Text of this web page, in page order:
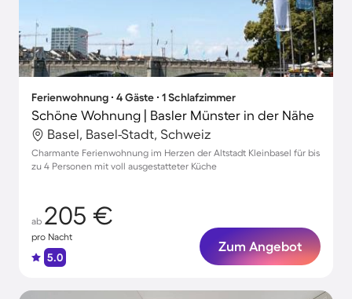
Ferienwohnung ∙ 4 Gäste ∙ 1 Schlafzimmer
Schöne Wohnung | Basler Münster in der Nähe
Basel, Basel-Stadt, Schweiz
Charmante Ferienwohnung im Herzen der Altstadt Kleinbasel für bis
zu 4 Personen mit voll ausgestatteter Küche
ab 205 €
pro Nacht
5.0
Zum Angebot